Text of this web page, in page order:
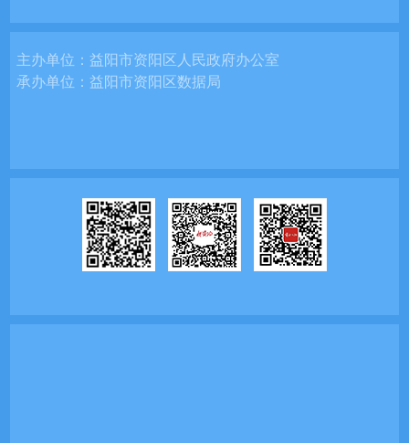
主办单位：益阳市资阳区人民政府办公室
承办单位：益阳市资阳区数据局